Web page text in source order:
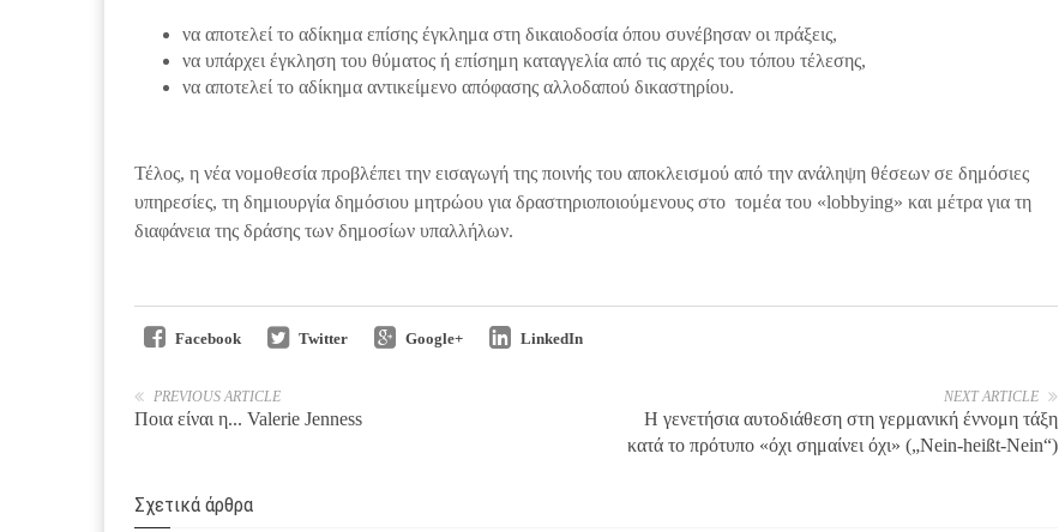
να αποτελεί το αδίκημα επίσης έγκλημα στη δικαιοδοσία όπου συνέβησαν οι πράξεις,
να υπάρχει έγκληση του θύματος ή επίσημη καταγγελία από τις αρχές του τόπου τέλεσης,
να αποτελεί το αδίκημα αντικείμενο απόφασης αλλοδαπού δικαστηρίου.
Τέλος, η νέα νομοθεσία προβλέπει την εισαγωγή της ποινής του αποκλεισμού από την ανάληψη θέσεων σε δημόσιες
υπηρεσίες, τη δημιουργία δημόσιου μητρώου για δραστηριοποιούμενους στο τομέα του «lobbying» και μέτρα για τη
διαφάνεια της δράσης των δημοσίων υπαλλήλων.
Facebook Twitter Google+ LinkedIn
NEXT ARTICLE
Η γενετήσια αυτοδιάθεση στη γερμανική έννομη τάξη
κατά το πρότυπο «όχι σημαίνει όχι» („Nein-heißt-Nein“)
PREVIOUS ARTICLE
Ποια είναι η... Valerie Jenness
Σχετικά άρθρα